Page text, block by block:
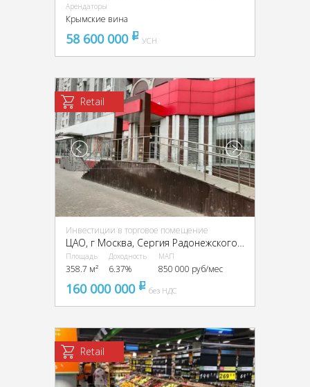
Арендаторы
Крымские вина
58 600 000 pуб
УСН
Retail
Инвестиции в торговое помещение
ЦАО, г Москва, Сергия Радонежского ул., 8
Площадь
358.7 м²
Доходность
6.37%
МАП
850 000 руб/мес
160 000 000 pуббез НДС
Retail